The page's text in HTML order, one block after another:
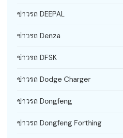
ข่าวรถ DEEPAL
ข่าวรถ Denza
ข่าวรถ DFSK
ข่าวรถ Dodge Charger
ข่าวรถ Dongfeng
ข่าวรถ Dongfeng Forthing